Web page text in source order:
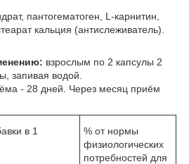
пантогематоген, L-карнитин,
кальция (антислеживатель).
взрослым по 2 капсулы 2
запивая водой.
- 28 дней. Через месяц приём
в 1
% от нормы
физиологических
потребностей для